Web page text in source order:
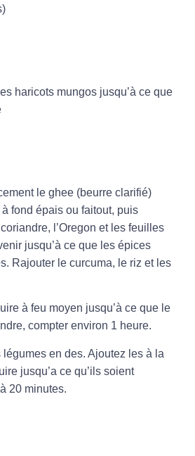
haricots mungos jusqu’à ce que
le ghee (beurre clarifié)
fond épais ou faitout, puis
l’Oregon et les feuilles
jusqu’à ce que les épices
Rajouter le curcuma, le riz et les
à feu moyen jusqu’à ce que le
compter environ 1 heure.
légumes en des. Ajoutez les à la
jusqu’a ce qu’ils soient
20 minutes.